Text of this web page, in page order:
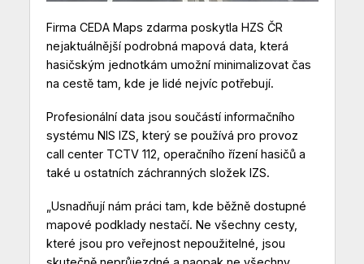
Firma CEDA Maps zdarma poskytla HZS ČR
nejaktuálnější podrobná mapová data, která
hasičským jednotkám umožní minimalizovat čas
na cestě tam, kde je lidé nejvíc potřebují.
Profesionální data jsou součástí informačního
systému NIS IZS, který se používá pro provoz
call center TCTV 112, operačního řízení hasičů a
také u ostatních záchranných složek IZS.
„Usnadňují nám práci tam, kde běžně dostupné
mapové podklady nestačí. Ne všechny cesty,
které jsou pro veřejnost nepoužitelné, jsou